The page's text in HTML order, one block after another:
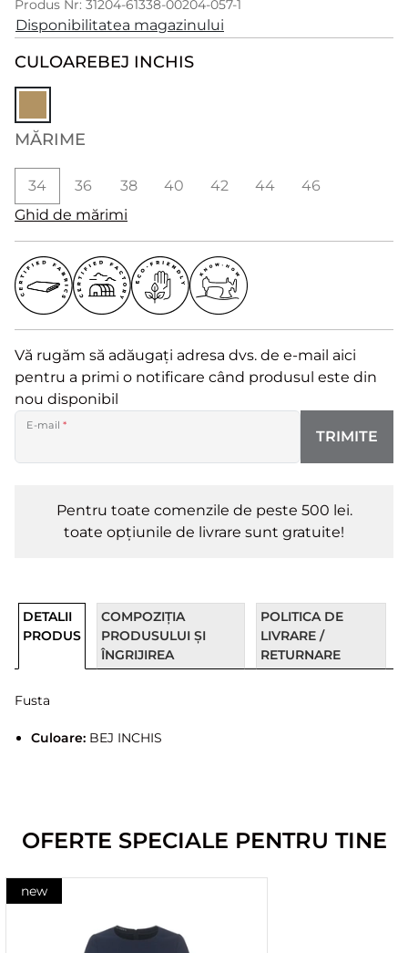
Produs Nr: 31204-61338-00204-057-1
Disponibilitatea magazinului
CULOAREBEJ INCHIS
MĂRIME
34 36 38 40 42 44
46
Ghid de mărimi
Vă rugăm să adăugați adresa dvs. de e-mail aici
pentru a primi o notificare când produsul este din
nou disponibil
E-mail*
TRIMITE
Pentru toate comenzile de peste 500 lei.
toate opțiunile de livrare sunt gratuite!
DETALII
PRODUS
COMPOZIȚIA
PRODUSULUI ȘI
ÎNGRIJIREA
POLITICA DE
LIVRARE /
RETURNARE
Fusta
Culoare:BEJ INCHIS
OFERTE SPECIALE PENTRU TINE
new